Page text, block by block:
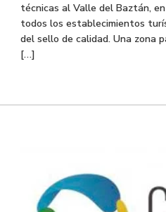
técnicas al Valle del Baztán,
todos los establecimientos
del sello de calidad. Una zona
[…]